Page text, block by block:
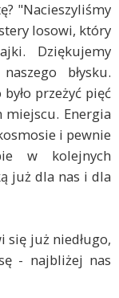
"Nacieszyliśmy
losowi, który
Dziękujemy
błysku.
przeżyć pięć
Energia
i pewnie
w kolejnych
już dla nas i dla
się już niedługo,
- najbliżej nas